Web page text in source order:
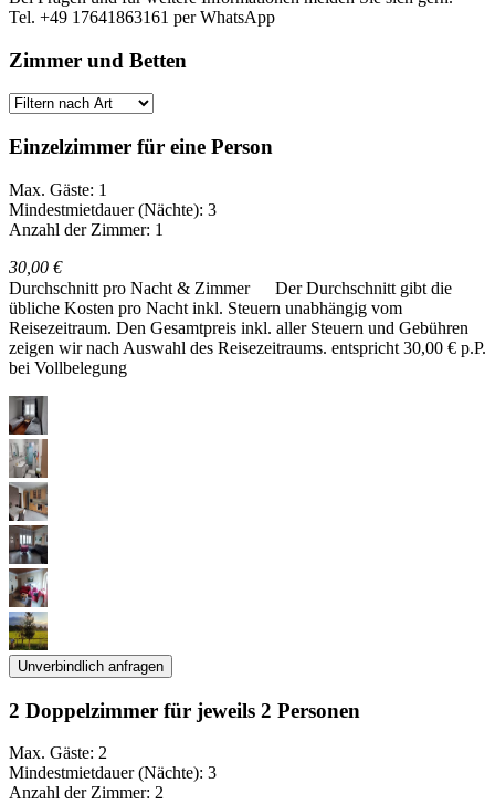
Tel. +49 17641863161 per WhatsApp
Zimmer und Betten
Einzelzimmer für eine Person
Max. Gäste: 1
Mindestmietdauer (Nächte): 3
Anzahl der Zimmer: 1
30,00 €
Durchschnitt pro Nacht & Zimmer
Der Durchschnitt gibt die
übliche Kosten pro Nacht inkl. Steuern unabhängig vom
Reisezeitraum. Den Gesamtpreis inkl. aller Steuern und Gebühren
zeigen wir nach Auswahl des Reisezeitraums. entspricht 30,00 € p.P.
bei Vollbelegung
Unverbindlich anfragen
2 Doppelzimmer für jeweils 2 Personen
Max. Gäste: 2
Mindestmietdauer (Nächte): 3
Anzahl der Zimmer: 2